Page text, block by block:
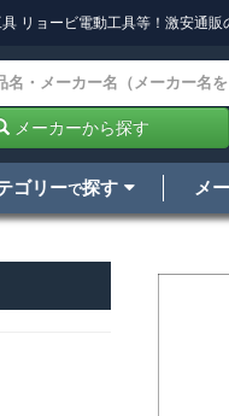
リョービ電動工具等！激安通販
メーカーから探す
ゴリーで探す メ